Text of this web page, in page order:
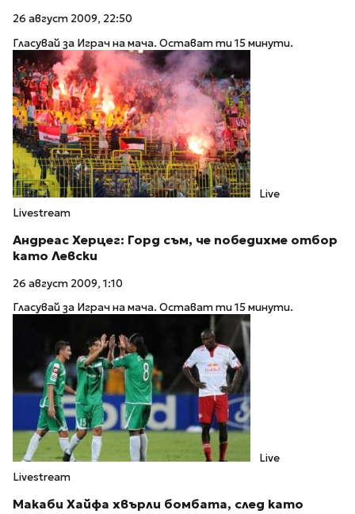
26 август 2009, 22:50
Гласувай за Играч на мача. Остават ти 15 минути.
Live
Livestream
Андреас Херцег: Горд съм, че победихме отбор
като Левски
26 август 2009, 1:10
Гласувай за Играч на мача. Остават ти 15 минути.
Live
Livestream
Макаби Хайфа хвърли бомбата, след като